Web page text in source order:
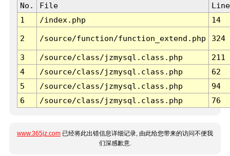
No. File
Line
1
/index.php 14
2 /source/function/function_extend.php 324
3 /source/class/jzmysql.class.php
211
4
/source/class/jzmysql.class.php
62
5
/source/class/jzmysql.class.php
94
6
/source/class/jzmysql.class.php 76
www.365jz.com 已经将此出错信息详细记录, 由此给您带来的访问不便我
们深感歉意.